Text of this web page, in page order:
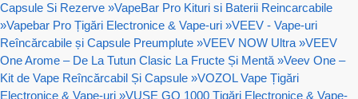
Capsule Si Rezerve »VapeBar Pro Kituri si Baterii Reincarcabile
»Vapebar Pro Țigări Electronice & Vape-uri »VEEV - Vape-uri
Reîncărcabile și Capsule Preumplute »VEEV NOW Ultra »VEEV
One Arome – De La Tutun Clasic La Fructe Și Mentă »Veev One –
Kit de Vape Reîncărcabil Și Capsule »VOZOL Vape Țigări
Electronice & Vape-uri »VUSE GO 1000 Țigări Electronice & Vape-